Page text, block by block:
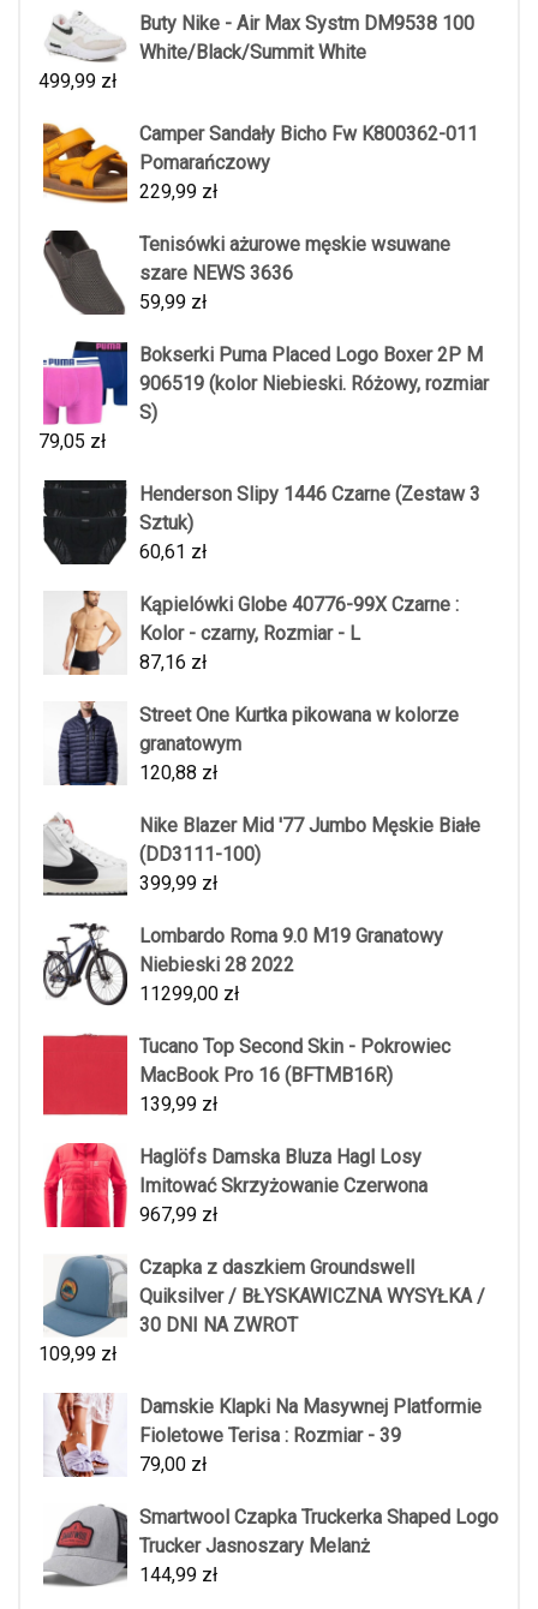
Buty Nike - Air Max Systm DM9538 100
White/Black/Summit White
499,99 zł
Camper Sandały Bicho Fw K800362-011
Pomarańczowy
229,99 zł
Tenisówki ażurowe męskie wsuwane
szare NEWS 3636
59,99 zł
Bokserki Puma Placed Logo Boxer 2P M
906519 (kolor Niebieski. Różowy, rozmiar
S)
79,05 zł
Henderson Slipy 1446 Czarne (Zestaw 3
Sztuk)
60,61 zł
Kąpielówki Globe 40776-99X Czarne :
Kolor - czarny, Rozmiar - L
87,16 zł
Street One Kurtka pikowana w kolorze
granatowym
120,88 zł
Nike Blazer Mid '77 Jumbo Męskie Białe
(DD3111-100)
399,99 zł
Lombardo Roma 9.0 M19 Granatowy
Niebieski 28 2022
11299,00 zł
Tucano Top Second Skin - Pokrowiec
MacBook Pro 16 (BFTMB16R)
139,99 zł
Haglöfs Damska Bluza Hagl Losy
Imitować Skrzyżowanie Czerwona
967,99 zł
Czapka z daszkiem Groundswell
Quiksilver / BŁYSKAWICZNA WYSYŁKA /
30 DNI NA ZWROT
109,99 zł
Damskie Klapki Na Masywnej Platformie
Fioletowe Terisa : Rozmiar - 39
79,00 zł
Smartwool Czapka Truckerka Shaped Logo
Trucker Jasnoszary Melanż
144,99 zł